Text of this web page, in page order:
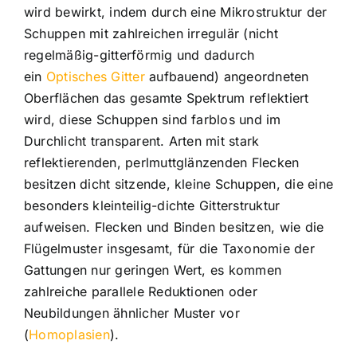
wird bewirkt, indem durch eine Mikrostruktur der
Schuppen mit zahlreichen irregulär (nicht
regelmäßig-gitterförmig und dadurch
ein Optisches Gitteraufbauend) angeordneten
Oberflächen das gesamte Spektrum reflektiert
wird, diese Schuppen sind farblos und im
Durchlicht transparent. Arten mit stark
reflektierenden, perlmuttglänzenden Flecken
besitzen dicht sitzende, kleine Schuppen, die eine
besonders kleinteilig-dichte Gitterstruktur
aufweisen. Flecken und Binden besitzen, wie die
Flügelmuster insgesamt, für die Taxonomie der
Gattungen nur geringen Wert, es kommen
zahlreiche parallele Reduktionen oder
Neubildungen ähnlicher Muster vor
(Homoplasien).